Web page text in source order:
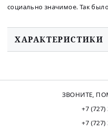
социально значимое. Так
ХАРАКТЕРИСТИКИ
ЗВОНИТЕ,
+7 (727)
+7 (727)